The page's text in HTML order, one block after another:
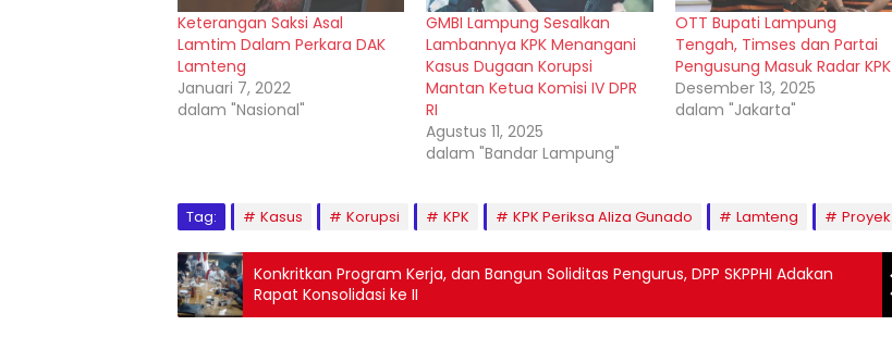
Keterangan Saksi Asal
Lamtim Dalam Perkara DAK
Lamteng
Januari 7, 2022
dalam "Nasional"
GMBI Lampung Sesalkan
Lambannya KPK Menangani
Kasus Dugaan Korupsi
Mantan Ketua Komisi IV DPR
RI
Agustus 11, 2025
dalam "Bandar Lampung"
OTT Bupati Lampung
Tengah, Timses dan Partai
Pengusung Masuk Radar KPK
Desember 13, 2025
dalam "Jakarta"
Tag: Kasus Korupsi KPK KPK Periksa Aliza Gunado Lamteng Proyek
Konkritkan Program Kerja, dan Bangun Soliditas Pengurus, DPP SKPPHI Adakan
Rapat Konsolidasi ke II